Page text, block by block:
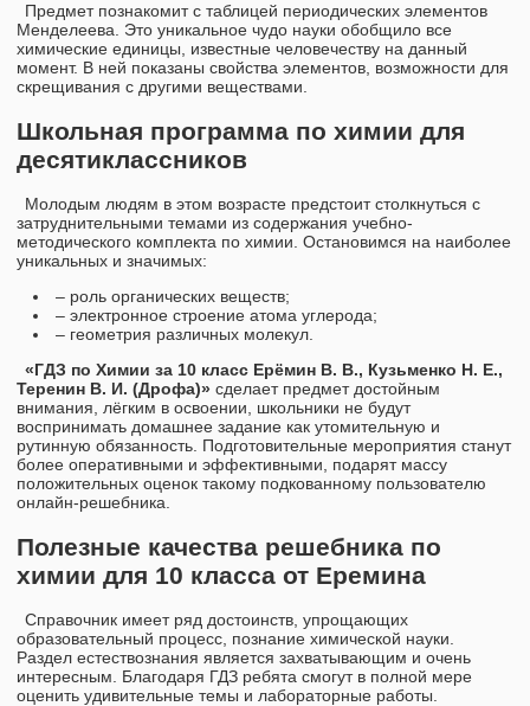
Предмет познакомит с таблицей периодических элементов
Менделеева. Это уникальное чудо науки обобщило все
химические единицы, известные человечеству на данный
момент. В ней показаны свойства элементов, возможности для
скрещивания с другими веществами.
Школьная программа по химии для
десятиклассников
Молодым людям в этом возрасте предстоит столкнуться с
затруднительными темами из содержания учебно-
методического комплекта по химии. Остановимся на наиболее
уникальных и значимых:
– роль органических веществ;
– электронное строение атома углерода;
– геометрия различных молекул.
«ГДЗ по Химии за 10 класс Ерёмин В. В., Кузьменко Н. Е.,
Теренин В. И. (Дрофа)» сделает предмет достойным
внимания, лёгким в освоении, школьники не будут
воспринимать домашнее задание как утомительную и
рутинную обязанность. Подготовительные мероприятия станут
более оперативными и эффективными, подарят массу
положительных оценок такому подкованному пользователю
онлайн-решебника.
Полезные качества решебника по
химии для 10 класса от Еремина
Справочник имеет ряд достоинств, упрощающих
образовательный процесс, познание химической науки.
Раздел естествознания является захватывающим и очень
интересным. Благодаря ГДЗ ребята смогут в полной мере
оценить удивительные темы и лабораторные работы.